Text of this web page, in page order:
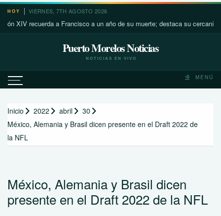
Saltar
contenido
HOY VIERNES, 7TH AGOSTO 2026
recuerda a Francisco a un año de su muerte; destaca su cercanía con
Puerto Morelos Noticias
NOTICIAS EN VIVO
MENÚ
Inicio 2022 abril
30
México, Alemania y Brasil dicen presente en el Draft 2022 de
la NFL
México, Alemania y Brasil dicen
presente en el Draft 2022 de la NFL